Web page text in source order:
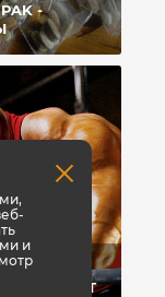
-
ПОМОГУТ
и